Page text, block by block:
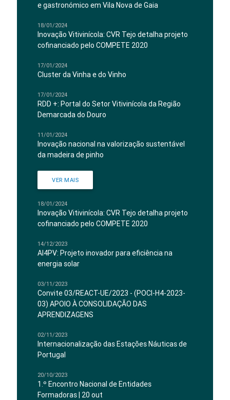
e gastronómico em Vila Nova de Gaia
18/01/2024
Inovação Vitivinícola: CVR Tejo detalha projeto
cofinanciado pelo COMPETE 2020
17/01/2024
Cluster da Vinha e do Vinho
17/01/2024
RDD +: Portal do Setor Vitivinícola da Região
Demarcada do Douro
11/01/2024
Inovação nacional na valorização sustentável
da madeira de pinho
VER MAIS
18/01/2024
Inovação Vitivinícola: CVR Tejo detalha projeto
cofinanciado pelo COMPETE 2020
14/12/2023
AI4PV: Projeto inovador para eficiência na
energia solar
03/11/2023
Convite 03/REACT-UE/2023 - (POCI-H4-2023-
03) APOIO À CONSOLIDAÇÃO DAS
APRENDIZAGENS
02/11/2023
Internacionalização das Estações Náuticas de
Portugal
20/10/2023
1.º Encontro Nacional de Entidades
Formadoras | 20 out